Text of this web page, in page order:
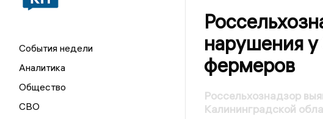
События недели
Аналитика
Общество
СВО
нарушения
фермеров
Россельхознадзор
Калининградской